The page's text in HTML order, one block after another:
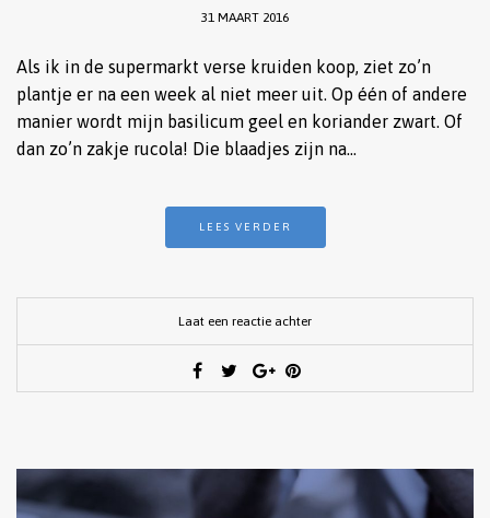
31 MAART 2016
Als ik in de supermarkt verse kruiden koop, ziet zo’n
plantje er na een week al niet meer uit. Op één of andere
manier wordt mijn basilicum geel en koriander zwart. Of
dan zo’n zakje rucola! Die blaadjes zijn na…
LEES VERDER
Laat een reactie achter